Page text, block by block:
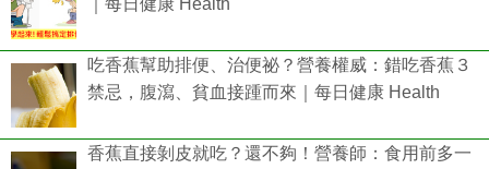
吃香蕉幫助排便、治便祕？營養權威：錯吃香蕉３
禁忌，腹瀉、貧血接踵而來｜每日健康 Health
香蕉直接剝皮就吃？還不夠！營養師：食用前多一